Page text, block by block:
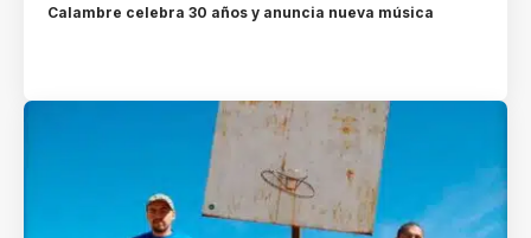
Calambre celebra 30 años y anuncia nueva música